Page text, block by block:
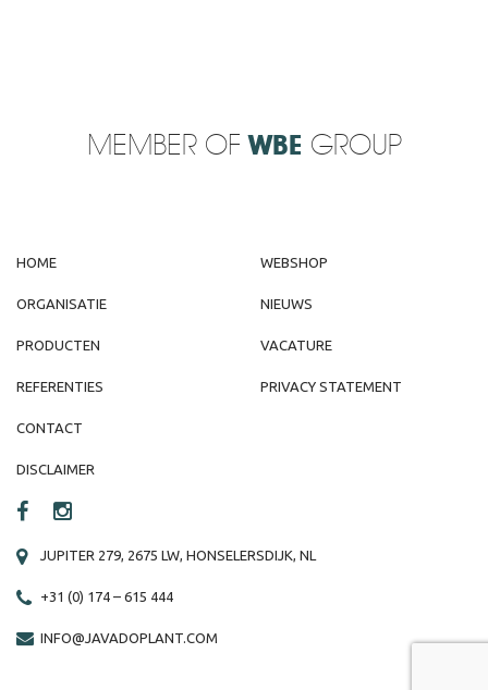
MEMBER OF WBE GROUP
HOME
ORGANISATIE
PRODUCTEN
REFERENTIES
WEBSHOP
NIEUWS
VACATURE
PRIVACY STATEMENT
CONTACT
DISCLAIMER
JUPITER 279, 2675 LW, HONSELERSDIJK, NL
+31 (0) 174 – 615 444
INFO@JAVADOPLANT.COM